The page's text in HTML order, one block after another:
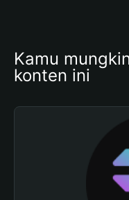
Kamu
konten ini